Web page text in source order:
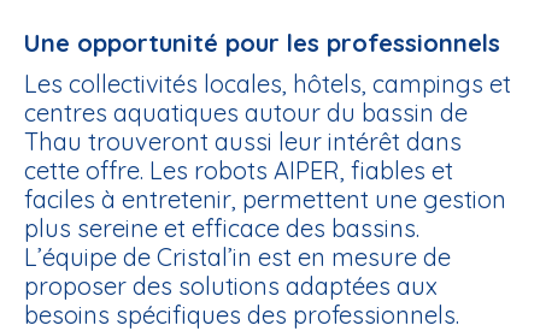
Une opportunité pour les professionnels
Les collectivités locales, hôtels, campings et
centres aquatiques autour du bassin de
Thau trouveront aussi leur intérêt dans
cette offre. Les robots AIPER, fiables et
faciles à entretenir, permettent une gestion
plus sereine et efficace des bassins.
L’équipe de Cristal’in est en mesure de
proposer des solutions adaptées aux
besoins spécifiques des professionnels.